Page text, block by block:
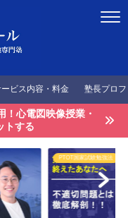
ビス内容・料金 塾長プロ
！心電図映像授業・
トする
PTOT国家試験勉強法